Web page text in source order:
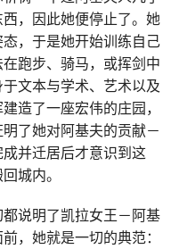
，因此她便停止了。她
，于是她开始训练自己
跑步、骑马，或挥剑中
文本与学术、艺术以及
造了一座宏伟的庄园，
了她对阿基夫的贡献－
并迁居后才意识到这
城内。
说明了凯拉女王－阿基
，她就是一切的典范：